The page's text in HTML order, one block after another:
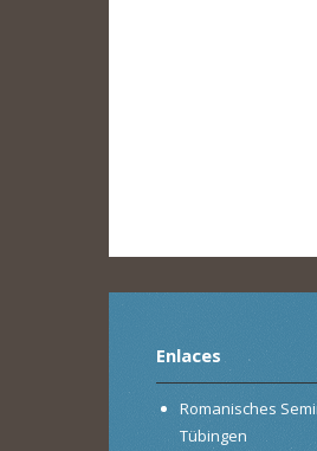
Enlaces
Romanisches
Tübingen